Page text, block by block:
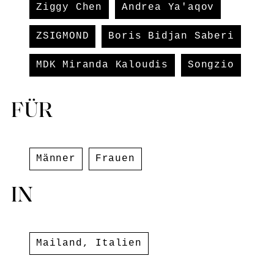
Ziggy Chen Andrea Ya'aqov
ZSIGMOND Boris Bidjan Saberi
MDK Miranda Kaloudis Songzio
FÜR
Männer Frauen
IN
Mailand , Italien